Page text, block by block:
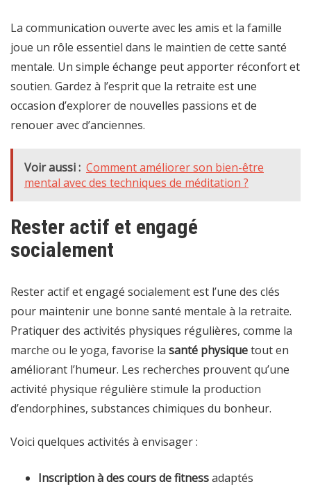
La communication ouverte avec les amis et la famille
joue un rôle essentiel dans le maintien de cette santé
mentale. Un simple échange peut apporter réconfort et
soutien. Gardez à l’esprit que la retraite est une
occasion d’explorer de nouvelles passions et de
renouer avec d’anciennes.
Voir aussi : Comment améliorer son bien-être
mental avec des techniques de méditation ?
Rester actif et engagé
socialement
Rester actif et engagé socialement est l’une des clés
pour maintenir une bonne santé mentale à la retraite.
Pratiquer des activités physiques régulières, comme la
marche ou le yoga, favorise la santé physiquetout en
améliorant l’humeur. Les recherches prouvent qu’une
activité physique régulière stimule la production
d’endorphines, substances chimiques du bonheur.
Voici quelques activités à envisager :
Inscription à des cours de fitnessadaptés